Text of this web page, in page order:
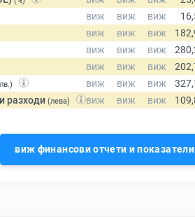
разходи (лева)
виж финансови отчети и показатели